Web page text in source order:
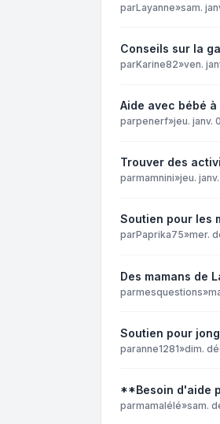
parLayanne»sam.
Conseils sur la
parKarine82»ven.
Aide avec bébé
parpenerf»jeu. janv.
Trouver des
parmamnini»jeu.
Soutien pour les
parPaprika75»mer.
Des mamans de
parmesquestions»
Soutien pour
paranne1281»dim.
**Besoin d'aide
parmamalélé»sam.